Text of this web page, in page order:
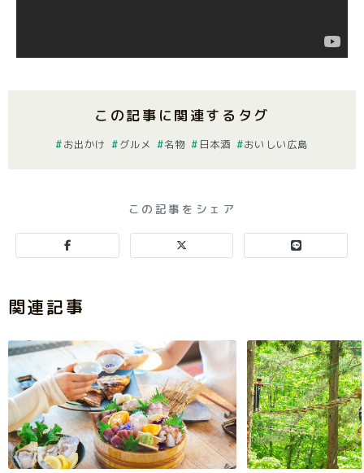
この記事に関連するタグ
お出かけ グルメ 名物 日本酒 おいしい広島
この記事をシェア
関連記事